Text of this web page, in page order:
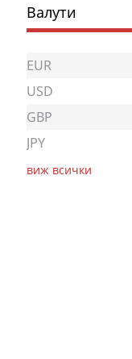
Валути
EUR
USD
GBP
JPY
виж всички